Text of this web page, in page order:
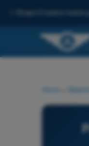
Scopri il nostro
Home Materie